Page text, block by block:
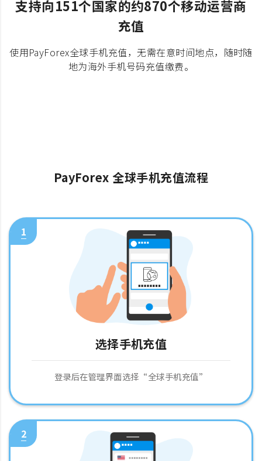
支持向151个国家的约870个移动运营商
充值
使用PayForex全球手机充值，无需在意时间地点，随时随
地为海外手机号码充值缴费。
PayForex 全球手机充值流程
1
选择手机充值
登录后在管理界面选择“全球手机充值”
2